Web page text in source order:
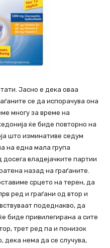
Јасно е дека оваа
се да испорачува она
многу за време на
ќе биде повторно на
што изминативе седум
на една мала група
владејачките партии
назад на граѓаните.
срцето на терен, да
ред и граѓани од втор и
подеднакво, да
биде привилегирана а сите
трет ред па и понизок
дека нема да се случува,